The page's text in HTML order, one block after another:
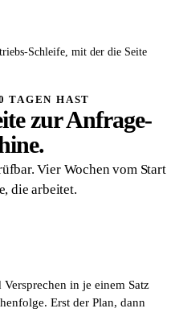
Schleife, mit der die Seite
TAGEN HAST
zur Anfrage-
Vier Wochen vom Start
die arbeitet.
in je einem Satz
Erst der Plan, dann